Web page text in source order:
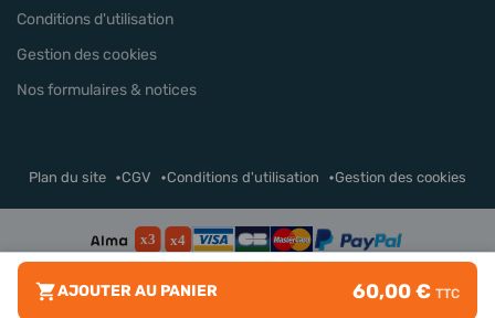
AJOUTER AU PANIER 60,00 € TTC
Conditions d'utilisation
Gestion des cookies
Nos formulaires & notices
Plan du site CGV Conditions d'utilisation Gestion des cookies
© Turbopascher 2026